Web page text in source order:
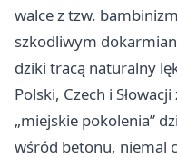
walce z tzw.
szkodliwym
dziki tracą naturalny
Polski, Czech i
„miejskie pokolenia”
wśród betonu, niemal